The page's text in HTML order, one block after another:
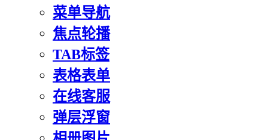
菜单导航
焦点轮播
TAB标签
表格表单
在线客服
弹层浮窗